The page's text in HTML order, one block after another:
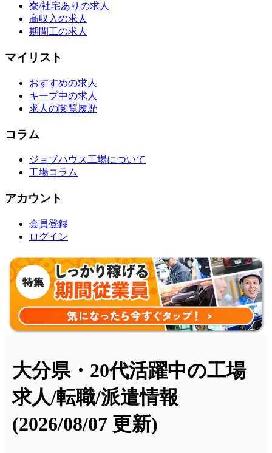
寮/社宅ありの求人
高収入の求人
期間工の求人
マイリスト
おすすめの求人
キープ中の求人
求人の閲覧履歴
コラム
ジョブハウス工場について
工場コラム
アカウント
会員登録
ログイン
大分県・20代活躍中の工場
求人/転職/派遣情報
(2026/08/07 更新)